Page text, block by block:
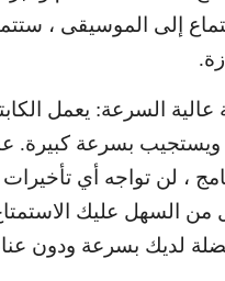
إلى الموسيقى ،
عالية السرعة: يعمل
ويستجيب بسرعة كبيرة.
، لن تواجه أي
من السهل عليك
لديك بسرعة ودون